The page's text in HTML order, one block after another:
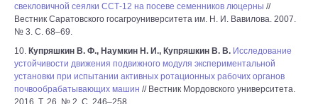
свекловичной сеялки ССТ-12 на посеве семенников люцерны //
Вестник Саратовского госагроуниверситета им. Н. И. Вавилова. 2007.
№ 3. С. 68–69.
10. Купряшкин В. Ф., Наумкин Н. И., Купряшкин В. В. Исследование
устойчивости движения подвижного модуля экспериментальной
установки при испытании активных ротационных рабочих органов
почвообрабатывающих машин // Вестник Мордовского университета.
2016. Т. 26, № 2. С. 246–258.